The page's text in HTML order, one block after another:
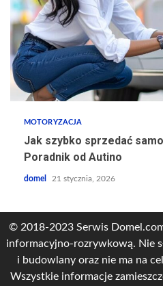
MOTORYZACJA
Jak szybko sprzedać
Poradnik od Autino
domel 21 stycznia, 2026
© 2018-2023 Serwis
informacyjno-rozrywkową. Nie
i budowlany oraz nie ma na
Wszystkie informacje